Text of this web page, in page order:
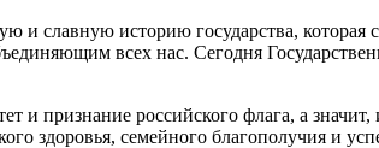
и славную историю государства,
всех нас. Сегодня
и признание российского флага, а
здоровья, семейного благополучия и